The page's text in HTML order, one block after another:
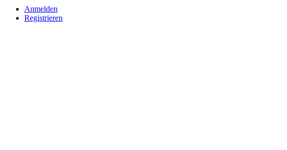
Anmelden
Registrieren